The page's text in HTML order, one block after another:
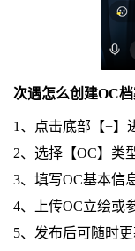
次遇怎么创建OC
1、点击底部【+】
2、选择【OC】类
3、填写OC基本信
4、上传OC立绘或
5、发布后可随时